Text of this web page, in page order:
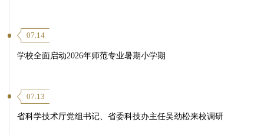
07.14
学校全面启动2026年师范专业暑期小学期
07.13
省科学技术厅党组书记、省委科技办主任吴劲松来校调研